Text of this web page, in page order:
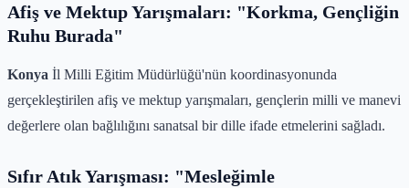
Afiş ve Mektup Yarışmaları: "Korkma, Gençliğin
Ruhu Burada"
Konya İl Milli Eğitim Müdürlüğü'nün koordinasyonunda
gerçekleştirilen afiş ve mektup yarışmaları, gençlerin milli ve manevi
değerlere olan bağlılığını sanatsal bir dille ifade etmelerini sağladı.
Sıfır Atık Yarışması: "Mesleğimle